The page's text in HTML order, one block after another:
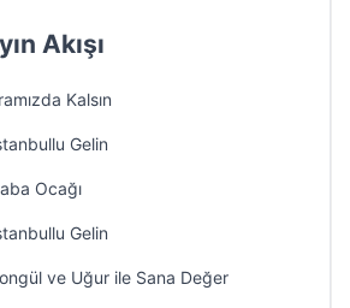
Akışı
Kalsın
Gelin
Ocağı
Gelin
ve Uğur ile Sana Değer